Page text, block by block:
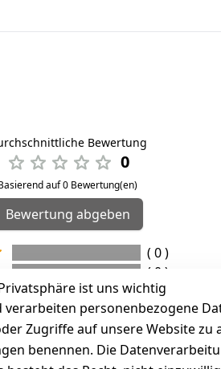
Bewertung
0
auf 0 Bewertung(en)
Bewertung abgeben
( 0 )
( 0 )
( 0 )
( 0 )
( 0 )
ist uns wichtig
personenbezogene
Zugriffe auf unsere Website
benennen. Die